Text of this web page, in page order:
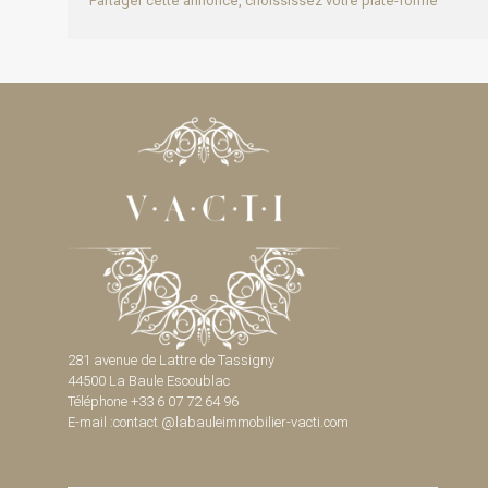
281 avenue de Lattre de Tassigny
44500 La Baule Escoublac
Téléphone +33 6 07 72 64 96
E-mail :contact @labauleimmobilier-vacti.com